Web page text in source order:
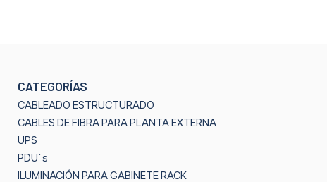
CATEGORÍAS
CABLEADO ESTRUCTURADO
CABLES DE FIBRA PARA PLANTA EXTERNA
UPS
PDU´s
ILUMINACIÓN PARA GABINETE RACK